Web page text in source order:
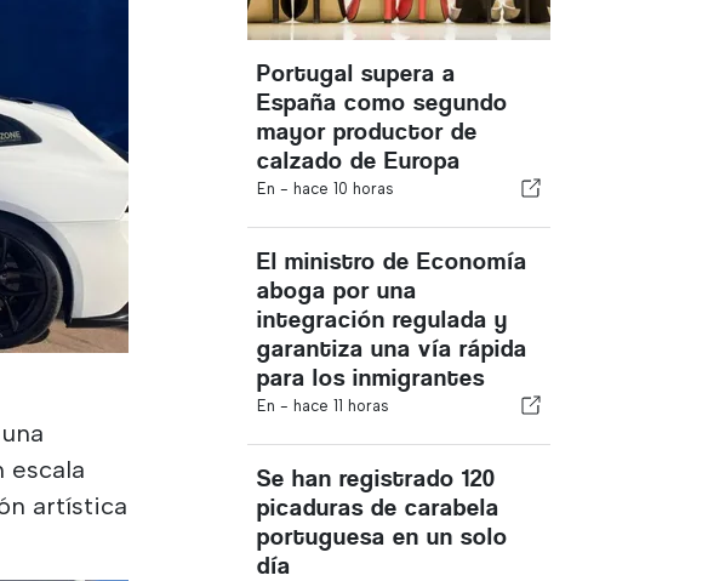
escala
artística
Portugal supera a
España como segundo
mayor productor de
calzado de Europa
En - hace 10 horas
El ministro de Economía
aboga por una
integración regulada y
garantiza una vía rápida
para los inmigrantes
En - hace 11 horas
Se han registrado 120
picaduras de carabela
portuguesa en un solo
día